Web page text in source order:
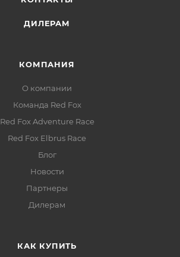
ДИЛЕРАМ
КОМПАНИЯ
О компании
Команда Red Fox
Red Fox Adventure Race
Red Fox Elbrus Race
Блог
Новости
Партнеры
Дилерам
КАК КУПИТЬ